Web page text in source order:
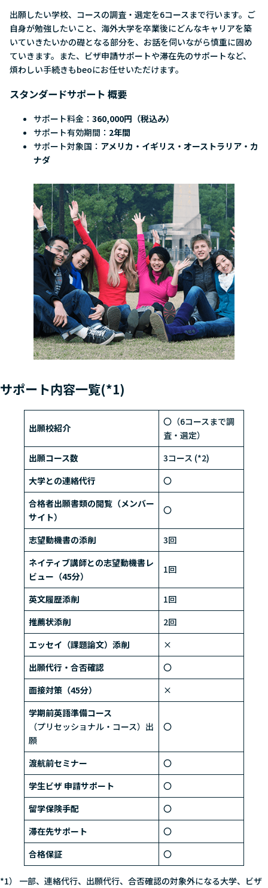
出願したい学校、コースの調査・選定を6コースまで行います。ご
自身が勉強したいこと、海外大学を卒業後にどんなキャリアを築
いていきたいかの礎となる部分を、お話を伺いながら慎重に固め
ていきます。また、ビザ申請サポートや滞在先のサポートなど、
煩わしい手続きもbeoにお任せいただけます。
スタンダードサポート 概要
サポート料金： 360,000円（税込み）
サポート有効期間： 2年間
サポート対象国： アメリカ・イギリス・オーストラリア・カ
ナダ
サポート内容一覧(*1)
出願校紹介
〇（6コースまで調
査・選定）
出願コース数
3コース (*2)
大学との連絡代行
〇
合格者出願書類の閲覧（メンバー
サイト）
〇
志望動機書の添削
3回
ネイティブ講師との志望動機書レ
ビュー（45分）
1回
英文履歴添削
1回
推薦状添削
2回
エッセイ（課題論文）添削
×
出願代行・合否確認
〇
面接対策（45分）
×
学期前英語準備コース
（プリセッショナル・コース）出
願
〇
渡航前セミナー
〇
学生ビザ 申請サポート
〇
留学保険手配
〇
滞在先サポート
〇
合格保証
〇
*1） 一部、連絡代行、出願代行、合否確認の対象外になる大学、ビザ